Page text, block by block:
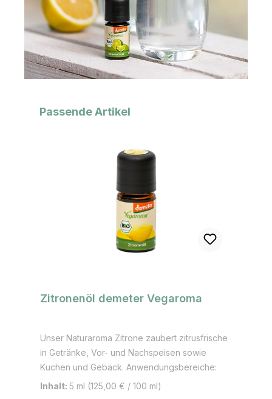
Produktgalerie überspringen
Passende Artikel
Zitronenöl demeter Vegaroma
Unser Naturaroma Zitrone zaubert zitrusfrische
in Getränke, Vor- und Nachspeisen sowie
Kuchen und Gebäck. Anwendungsbereiche:
Kuchen, Gebäck, Torten, Eis, Müsli, Desserts,
Inhalt: 5 ml (125,00 € / 100 ml)